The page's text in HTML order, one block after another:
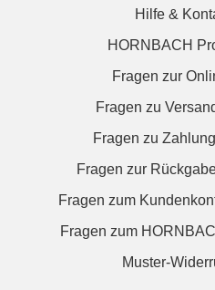
Hilfe &
HORNBACH
Fragen zur
Fragen zu
Fragen zu
Fragen zur
Fragen zum
Fragen zum
Muster-